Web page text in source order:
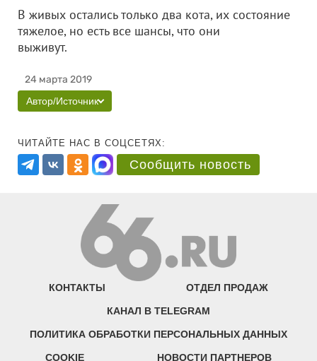
В живых остались только два кота, их состояние
тяжелое, но есть все шансы, что они
выживут.
24 марта 2019
Автор/Источник
ЧИТАЙТЕ НАС В СОЦСЕТЯХ:
Сообщить новость
КОНТАКТЫ ОТДЕЛ ПРОДАЖ
КАНАЛ В TELEGRAM
ПОЛИТИКА ОБРАБОТКИ ПЕРСОНАЛЬНЫХ ДАННЫХ
COOKIE НОВОСТИ ПАРТНЕРОВ